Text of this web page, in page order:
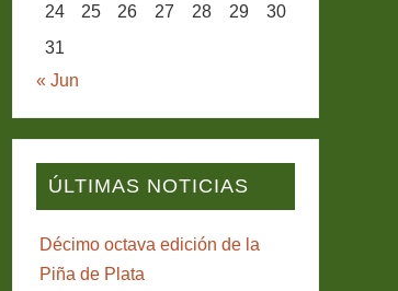
24
25 26 27 28 29
30
31
« Jun
ÚLTIMAS NOTICIAS
Décimo octava edición de la
Piña de Plata